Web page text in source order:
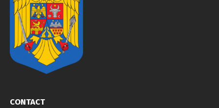
CONTACT